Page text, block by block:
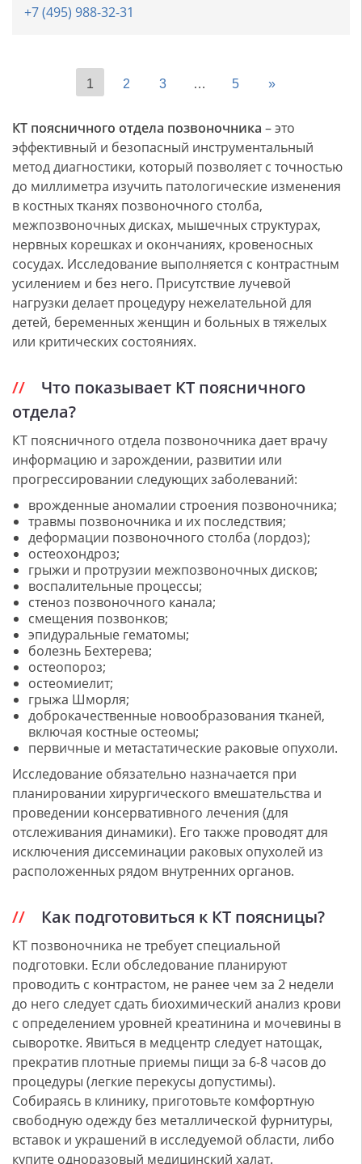
+7 (495) 988-32-31
1 2 3 … 5 »
КТ поясничного отдела позвоночника – это
эффективный и безопасный инструментальный
метод диагностики, который позволяет с точностью
до миллиметра изучить патологические изменения
в костных тканях позвоночного столба,
межпозвоночных дисках, мышечных структурах,
нервных корешках и окончаниях, кровеносных
сосудах. Исследование выполняется с контрастным
усилением и без него. Присутствие лучевой
нагрузки делает процедуру нежелательной для
детей, беременных женщин и больных в тяжелых
или критических состояниях.
Что показывает КТ поясничного
отдела?
КТ поясничного отдела позвоночника дает врачу
информацию и зарождении, развитии или
прогрессировании следующих заболеваний:
врожденные аномалии строения позвоночника;
травмы позвоночника и их последствия;
деформации позвоночного столба (лордоз);
остеохондроз;
грыжи и протрузии межпозвоночных дисков;
воспалительные процессы;
стеноз позвоночного канала;
смещения позвонков;
эпидуральные гематомы;
болезнь Бехтерева;
остеопороз;
остеомиелит;
грыжа Шморля;
доброкачественные новообразования тканей,
включая костные остеомы;
первичные и метастатические раковые опухоли.
Исследование обязательно назначается при
планировании хирургического вмешательства и
проведении консервативного лечения (для
отслеживания динамики). Его также проводят для
исключения диссеминации раковых опухолей из
расположенных рядом внутренних органов.
Как подготовиться к КТ поясницы?
КТ позвоночника не требует специальной
подготовки. Если обследование планируют
проводить с контрастом, не ранее чем за 2 недели
до него следует сдать биохимический анализ крови
с определением уровней креатинина и мочевины в
сыворотке. Явиться в медцентр следует натощак,
прекратив плотные приемы пищи за 6-8 часов до
процедуры (легкие перекусы допустимы).
Собираясь в клинику, приготовьте комфортную
свободную одежду без металлической фурнитуры,
вставок и украшений в исследуемой области, либо
купите одноразовый медицинский халат.